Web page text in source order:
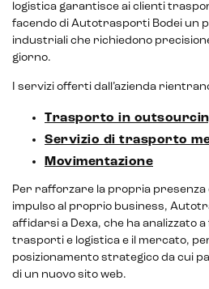
Sistemi di loyalty
Hubspot
Email marketing
logistica garantisce ai clienti
facendo di Autotrasporti Bodei un
industriali che richiedono
giorno.
I servizi offerti dall’azienda
Trasporto in
Servizio di trasporto
Movimentazione
Per rafforzare la propria presenza
impulso al proprio business,
affidarsi a Dexa, che ha analizzato a
trasporti e logistica e il mercato,
posizionamento strategico da cui
di un nuovo sito web.